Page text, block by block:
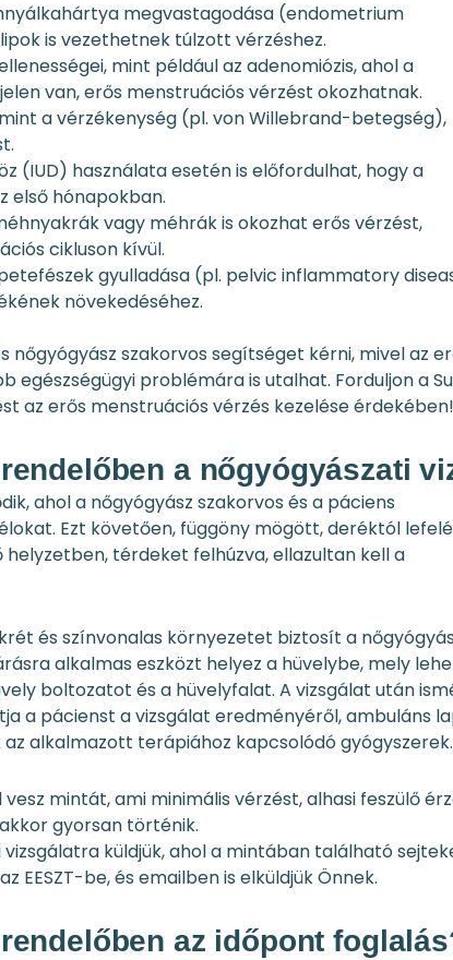
megvastagodása (endometrium
is vezethetnek túlzott vérzéshez.
mint például az adenomiózis, ahol a
van, erős menstruációs vérzést okozhatnak.
a vérzékenység (pl. von Willebrand-betegség),
(IUD) használata esetén is előfordulhat, hogy a
első hónapokban.
vagy méhrák is okozhat erős vérzést,
cikluson kívül.
gyulladása (pl. pelvic inflammatory
növekedéséhez.
nőgyógyász szakorvos segítséget kérni, mivel az
problémára is utalhat. Forduljon a
az erős menstruációs vérzés kezelése érdekében!
a nőgyógyászati
ahol a nőgyógyász szakorvos és a páciens
Ezt követően, függöny mögött, deréktól lefelé
helyzetben, térdeket felhúzva, ellazultan kell a
és színvonalas környezetet biztosít a
alkalmas eszközt helyez a hüvelybe, mely
boltozatot és a hüvelyfalat. A vizsgálat után
a pácienst a vizsgálat eredményéről, ambuláns
alkalmazott terápiához kapcsolódó gyógyszerek.
mintát, ami minimális vérzést, alhasi feszülő
gyorsan történik.
küldjük, ahol a mintában található
EESZT-be, és emailben is elküldjük Önnek.
az időpont